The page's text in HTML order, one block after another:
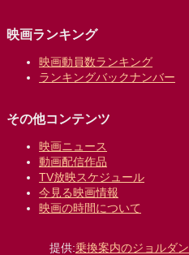
映画ランキング
映画動員数ランキング
ランキングバックナンバー
その他コンテンツ
映画ニュース
動画配信作品
TV放映スケジュール
今見る映画情報
映画の時間について
提供:乗換案内のジョルダン